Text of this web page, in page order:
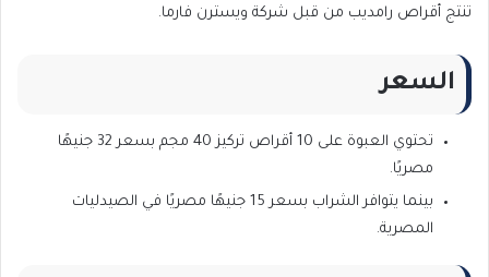
تنتج أقراص رامديب من قبل شركة ويسترن فارما.
السعر
تحتوي العبوة على 10 أقراص تركيز 40 مجم بسعر 32 جنيهًا
مصريًا.
بينما يتوافر الشراب بسعر 15 جنيهًا مصريًا في الصيدليات
المصرية.